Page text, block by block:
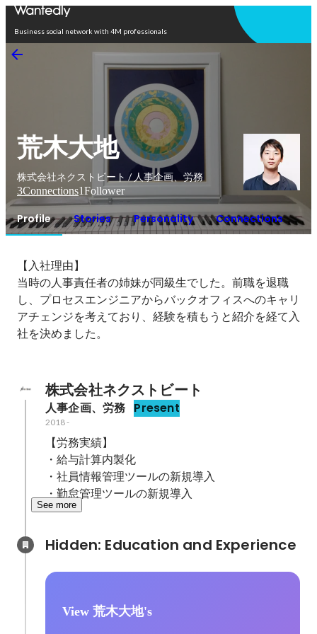
Business social network with 4M professionals
荒木大地
株式会社ネクストビート / 人事企画、労務
3Connections1Follower
Profile Stories Personality Connections
【入社理由】
当時の人事責任者の姉妹が同級生でした。前職を退職
し、プロセスエンジニアからバックオフィスへのキャリ
アチェンジを考えており、経験を積もうと紹介を経て入
社を決めました。
株式会社ネクストビート
人事企画、労務 Present
2018-
【労務実績】
・給与計算内製化
・社員情報管理ツールの新規導入
・勤怠管理ツールの新規導入
See more
View 荒木大地's